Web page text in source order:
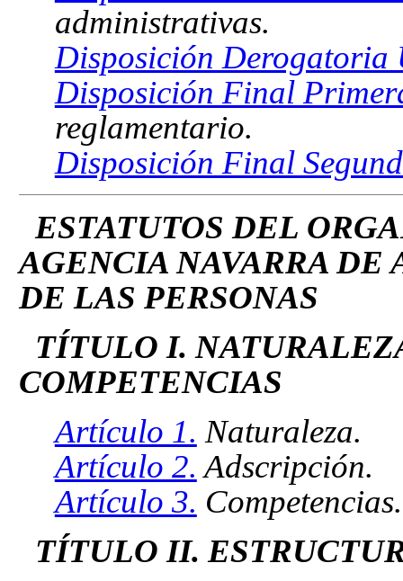
administrativas.
Disposición Derogatoria
Disposición Final
reglamentario.
Disposición Final
ESTATUTOS DEL
AGENCIA NAVARRA DE
DE LAS PERSONAS
TÍTULO I.
COMPETENCIAS
Artículo 1. Naturaleza.
Artículo 2. Adscripción.
Artículo 3. Competencias.
TÍTULO II.